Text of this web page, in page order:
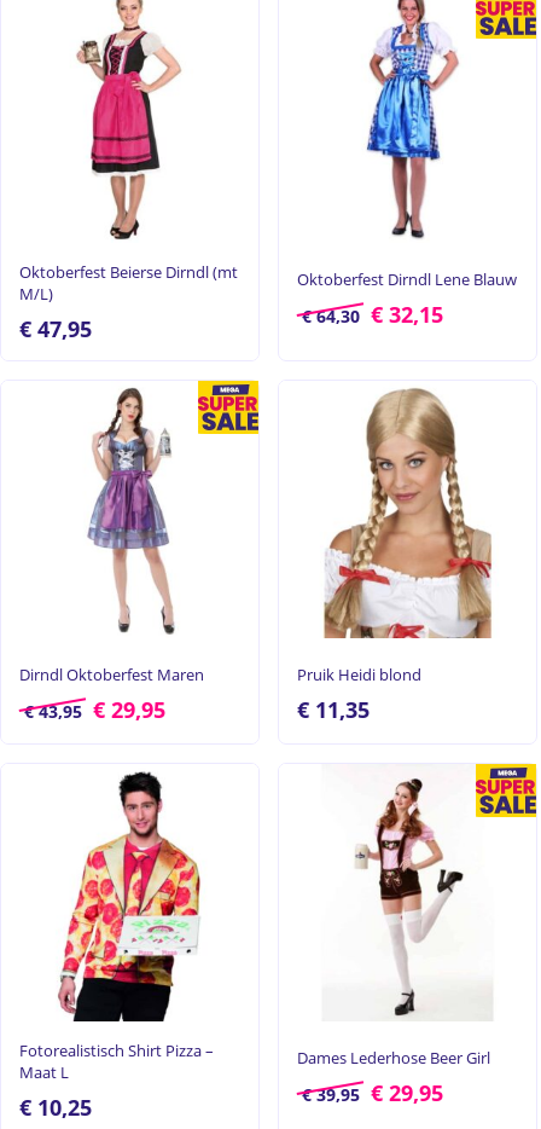
Oktoberfest Beierse Dirndl (mt
M/L)
€ 47,95
Oktoberfest Dirndl Lene Blauw
€64,30 €32,15
Dirndl Oktoberfest Maren
€43,95 € 29,95
Pruik Heidi blond
€ 11,35
Fotorealistisch Shirt Pizza –
Maat L
€ 10,25
Dames Lederhose Beer Girl
€39,95 €29,95